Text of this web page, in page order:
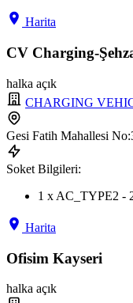
Harita
CV Charging-
halka açık
CHARGING
Gesi Fatih Mahallesi
Soket Bilgileri:
1 x AC_TYPE2 -
Harita
Ofisim Kayseri
halka açık